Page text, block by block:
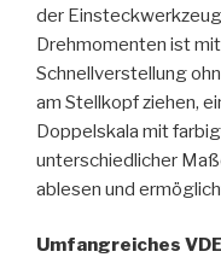
der
Drehmomenten ist
Schnellverstellung
am Stellkopf ziehen,
Doppelskala mit
unterschiedlicher
ablesen und
Umfangreiches